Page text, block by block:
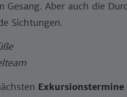
Gesang. Aber auch die
Sichtungen.
Exkursionstermine